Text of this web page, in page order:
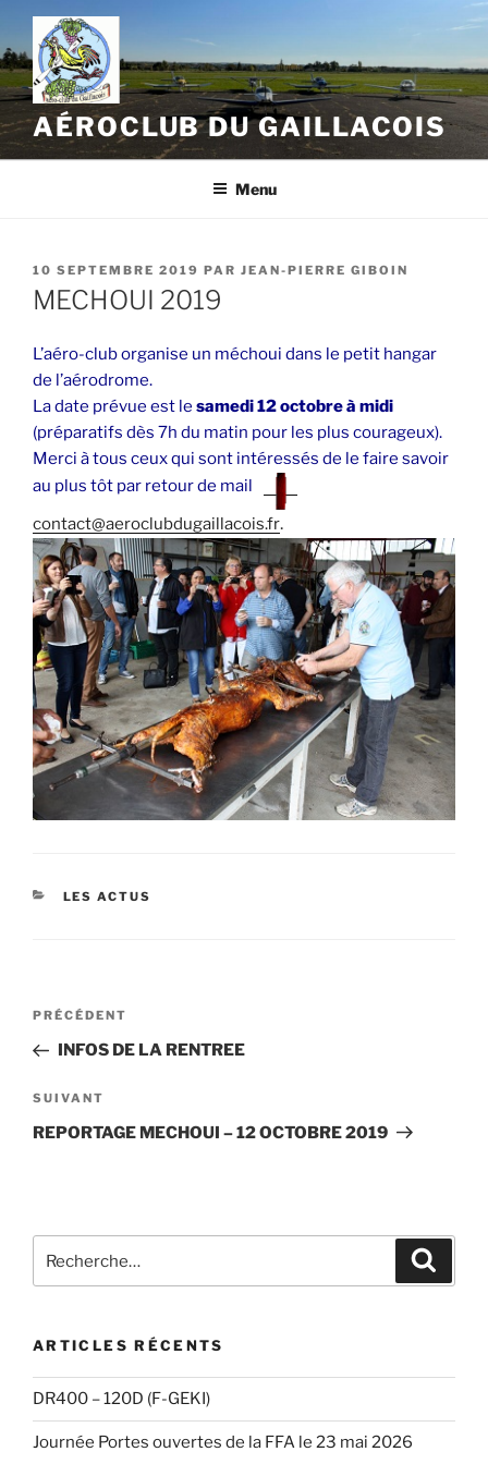
Aller
contenu
principal
AÉROCLUB DU GAILLACOIS
Menu
PUBLIÉ
LE
10 SEPTEMBRE 2019 PAR JEAN-PIERRE GIBOIN
MECHOUI 2019
L’aéro-club organise un méchoui dans le petit hangar
de l’aérodrome.
La date prévue est le samedi 12 octobre à midi
(préparatifs dès 7h du matin pour les plus courageux).
Merci à tous ceux qui sont intéressés de le faire savoir
au plus tôt par retour de mail
contact@aeroclubdugaillacois.fr.
CATÉGORIES
LES ACTUS
Navigation
l’article
Article
précédent
PRÉCÉDENT
INFOS DE LA RENTREE
Article
suivant
SUIVANT
REPORTAGE MECHOUI – 12 OCTOBRE 2019
pour
ARTICLES RÉCENTS
DR400 – 120D (F-GEKI)
Journée Portes ouvertes de la FFA le 23 mai 2026